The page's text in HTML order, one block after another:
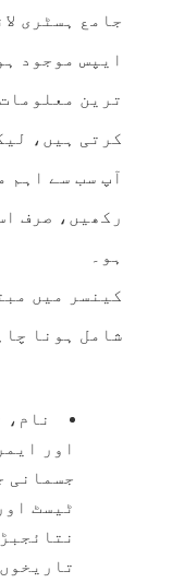
جامع ہسٹری
ایپس موجود
ترین
کرتی ہیں،
آپ سب سے اہم
رکھیں، صرف
ہو۔
شامل ہونا
نام،
اور
جسمانی
ٹیسٹ